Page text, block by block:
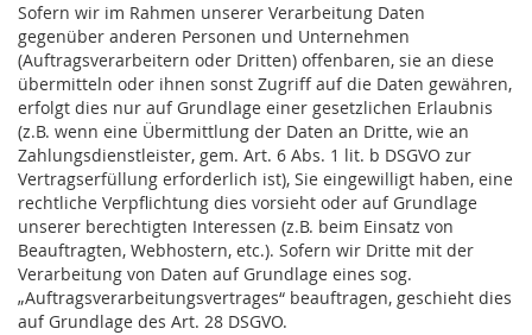
Sofern wir im Rahmen unserer Verarbeitung Daten
gegenüber anderen Personen und Unternehmen
(Auftragsverarbeitern oder Dritten) offenbaren, sie an diese
übermitteln oder ihnen sonst Zugriff auf die Daten gewähren,
erfolgt dies nur auf Grundlage einer gesetzlichen Erlaubnis
(z.B. wenn eine Übermittlung der Daten an Dritte, wie an
Zahlungsdienstleister, gem. Art. 6 Abs. 1 lit. b DSGVO zur
Vertragserfüllung erforderlich ist), Sie eingewilligt haben, eine
rechtliche Verpflichtung dies vorsieht oder auf Grundlage
unserer berechtigten Interessen (z.B. beim Einsatz von
Beauftragten, Webhostern, etc.). Sofern wir Dritte mit der
Verarbeitung von Daten auf Grundlage eines sog.
„Auftragsverarbeitungsvertrages“ beauftragen, geschieht dies
auf Grundlage des Art. 28 DSGVO.